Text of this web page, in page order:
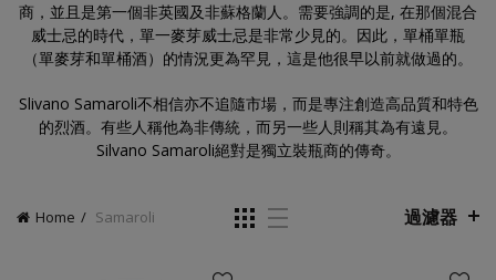
商，並且是第一個非英國及非蘇格蘭人。需要強調的是, 在那個混合
威士忌的時代，單一麥芽威士忌是非常少見的。因此，單桶單瓶
（單麥芽和單桶酒）的情況更為罕見，這是他很早以前就做過的。
Slivano Samaroli不相信亦不追隨市場，而是專注創造高品質和特色
的烈酒。有些人稱他為非傳統，而另一些人則稱其為有遠見。
Silvano Samaroli絕對是獨立裝瓶商的傳奇。
Home Samaroli 過濾器